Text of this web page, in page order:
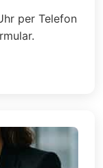
per Telefon